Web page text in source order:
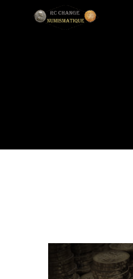
Panneau de gestion des cookies